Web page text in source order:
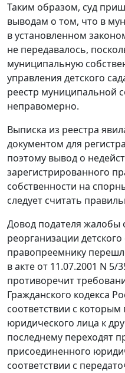
Таким образом, суд
выводам о том, что в
в установленном
не передавалось,
муниципальную
управления детского
реестр муниципальной
неправомерно.
Выписка из реестра
документом для
поэтому вывод о
зарегистрированного
собственности на
следует считать
Довод подателя жалобы
реорганизации детского
правопреемнику
в акте от 11.07.2001 N 5/
противоречит
Гражданского кодекса
соответствии с
юридического лица к
последнему переходят
присоединенного
соответствии с